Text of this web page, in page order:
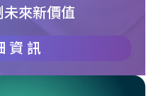
來新價值
資訊